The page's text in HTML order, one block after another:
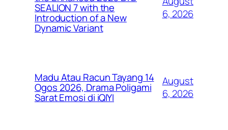
SEALION 7 with the
Introduction of a New
Dynamic Variant
6, 2026
Madu Atau Racun Tayang 14
Ogos 2026, Drama Poligami
Sarat Emosi di iQIYI
August
6, 2026